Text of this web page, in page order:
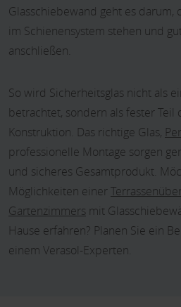
Glasschiebewand geht es darum,
im Schienensystem stehen und
anschließen.
So wird Sicherheitsglas nicht als
betrachtet, sondern als fester
Konstruktion. Das richtige Glas,
professionelle Montage sorgen
und sicheres Gesamtprodukt.
Möglichkeiten einer
Gartenzimmers mit
Hause erfahren? Planen Sie ein
einem Verasol-Experten.